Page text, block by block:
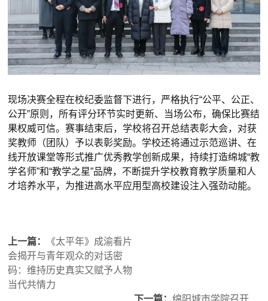
现场决赛全程在校纪委监督下进行，严格执行“公平、公正、
公开”原则，所有评分环节实时更新、当场公布，确保比赛结
果权威可信。赛事结束后，学校将召开总结表彰大会，对获
奖教师（团队）予以表彰奖励。学校还将通过示范巡讲、在
线开放课堂等形式推广优秀教学创新成果，持续打造绵城“教
学名师”和“教学之星”品牌，不断提升学校教育教学质量和人
才培养水平，为推进高水平应用型高校建设注入强劲动能。
上一篇：
《太平年》成渝看片
会揭开与青年观众的对话密
码：维持历史真实又赋予人物
当代共情力